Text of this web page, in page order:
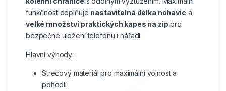
funkčnost doplňuje nastavitelná délka nohavic a
velké množství praktických kapes na zip pro
bezpečné uložení telefonu i nářadí.
Hlavní výhody:
Strečový materiál pro maximální volnost a
pohodlí